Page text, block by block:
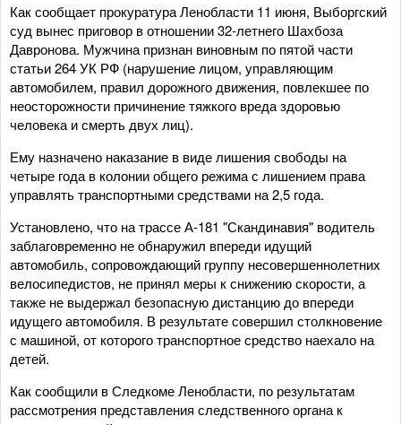
Как сообщает прокуратура Ленобласти 11 июня, Выборгский
суд вынес приговор в отношении 32-летнего Шахбоза
Давронова. Мужчина признан виновным по пятой части
статьи 264 УК РФ (нарушение лицом, управляющим
автомобилем, правил дорожного движения, повлекшее по
неосторожности причинение тяжкого вреда здоровью
человека и смерть двух лиц).
Ему назначено наказание в виде лишения свободы на
четыре года в колонии общего режима с лишением права
управлять транспортными средствами на 2,5 года.
Установлено, что на трассе А-181 "Скандинавия" водитель
заблаговременно не обнаружил впереди идущий
автомобиль, сопровождающий группу несовершеннолетних
велосипедистов, не принял меры к снижению скорости, а
также не выдержал безопасную дистанцию до впереди
идущего автомобиля. В результате совершил столкновение
с машиной, от которого транспортное средство наехало на
детей.
Как сообщили в Следкоме Ленобласти, по результатам
рассмотрения представления следственного органа к